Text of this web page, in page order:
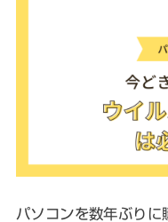
パソコンを数年ぶりに